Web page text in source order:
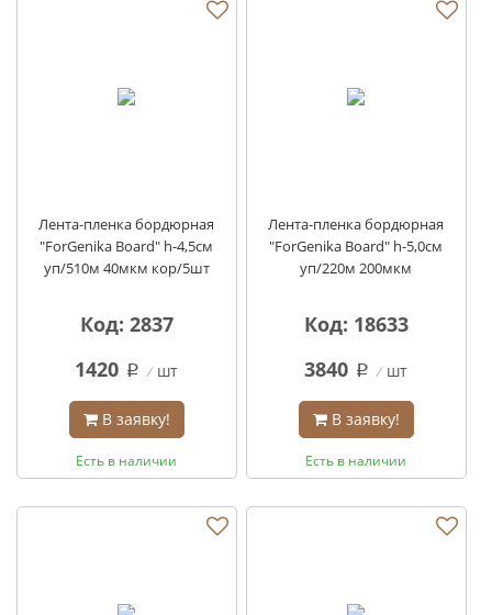
Лента-пленка бордюрная
"ForGenika Board" h-4,5см
уп/510м 40мкм кор/5шт
Код: 2837
1420 q шт
В заявку!
Есть в наличии
Лента-пленка бордюрная
"ForGenika Board" h-5,0см
уп/220м 200мкм
Код: 18633
3840 q шт
В заявку!
Есть в наличии